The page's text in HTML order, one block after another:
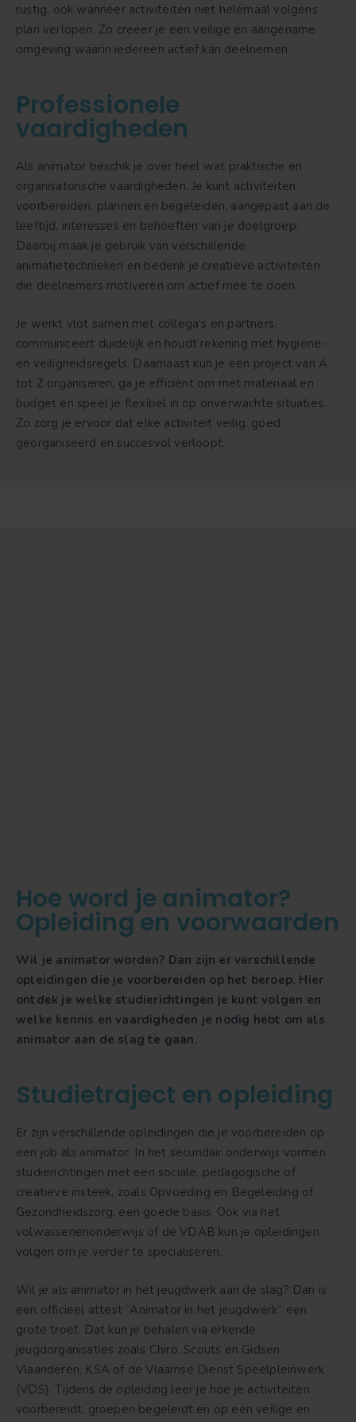
rustig, ook wanneer activiteiten niet helemaal volgens
plan verlopen. Zo creëer je een veilige en aangename
omgeving waarin iedereen actief kan deelnemen.
Professionele
vaardigheden
Als animator beschik je over heel wat praktische en
organisatorische vaardigheden. Je kunt activiteiten
voorbereiden, plannen en begeleiden, aangepast aan de
leeftijd, interesses en behoeften van je doelgroep.
Daarbij maak je gebruik van verschillende
animatietechnieken en bedenk je creatieve activiteiten
die deelnemers motiveren om actief mee te doen.
Je werkt vlot samen met collega’s en partners,
communiceert duidelijk en houdt rekening met hygiëne-
en veiligheidsregels. Daarnaast kun je een project van A
tot Z organiseren, ga je efficiënt om met materiaal en
budget en speel je flexibel in op onverwachte situaties.
Zo zorg je ervoor dat elke activiteit veilig, goed
georganiseerd en succesvol verloopt.
Hoe word je animator?
Opleiding en voorwaarden
Wil je animator worden? Dan zijn er verschillende
opleidingen die je voorbereiden op het beroep. Hier
ontdek je welke studierichtingen je kunt volgen en
welke kennis en vaardigheden je nodig hebt om als
animator aan de slag te gaan.
Studietraject en opleiding
Er zijn verschillende opleidingen die je voorbereiden op
een job als animator. In het secundair onderwijs vormen
studierichtingen met een sociale, pedagogische of
creatieve insteek, zoals Opvoeding en Begeleiding of
Gezondheidszorg, een goede basis. Ook via het
volwassenenonderwijs of de VDAB kun je opleidingen
volgen om je verder te specialiseren.
Wil je als animator in het jeugdwerk aan de slag? Dan is
een officieel attest “Animator in het jeugdwerk” een
grote troef. Dat kun je behalen via erkende
jeugdorganisaties zoals Chiro, Scouts en Gidsen
Vlaanderen, KSA of de Vlaamse Dienst Speelpleinwerk
(VDS). Tijdens de opleiding leer je hoe je activiteiten
voorbereidt, groepen begeleidt en op een veilige en